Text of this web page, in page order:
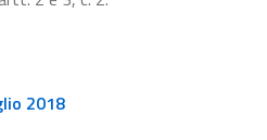
2018